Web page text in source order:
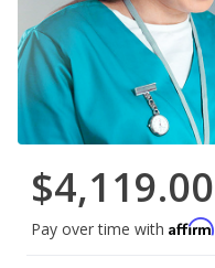
$4,119.00
Pay over time with Affirm